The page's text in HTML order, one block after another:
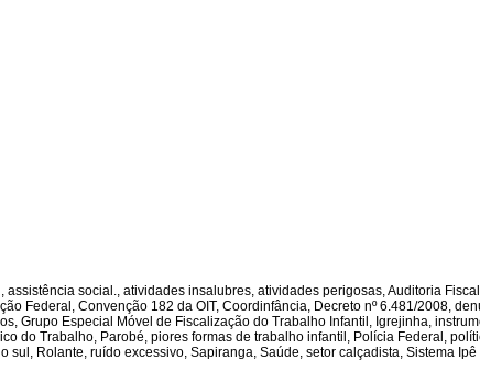
, assistência social., atividades insalubres, atividades perigosas,Auditoria
Federal , Convenção 182 da OIT, Coordinfância, Decreto nº 6.481/2008,
, Grupo Especial Móvel de Fiscalização do Trabalho Infantil , Igrejinha,
do Trabalho, Parobé, piores formas de trabalho infantil , Polícia Federal ,
sul , Rolante, ruído excessivo, Sapiranga, Saúde, setor calçadista, Sistema Ipê